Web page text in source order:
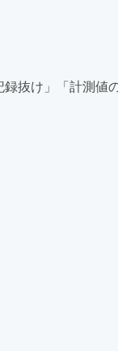
抜け」「計測値